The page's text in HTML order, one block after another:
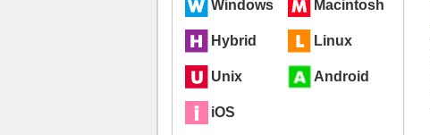
Windows Macintosh
Hybrid Linux
Unix Android
iOS